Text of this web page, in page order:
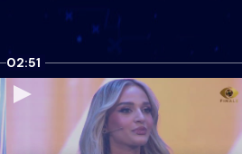
02:51